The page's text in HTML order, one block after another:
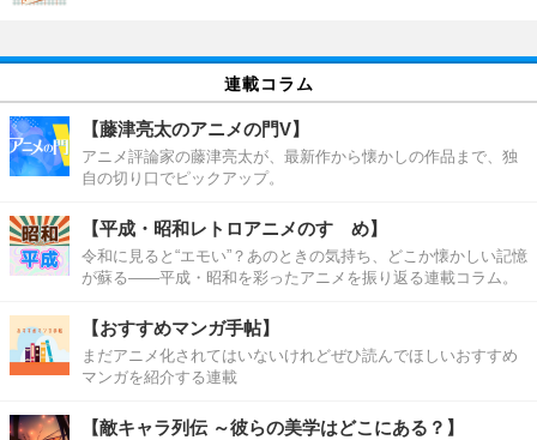
連載コラム
【藤津亮太のアニメの門V】
アニメ評論家の藤津亮太が、最新作から懐かしの作品まで、独
自の切り口でピックアップ。
【平成・昭和レトロアニメのすゝめ】
令和に見ると“エモい”？あのときの気持ち、どこか懐かしい記憶
が蘇る――平成・昭和を彩ったアニメを振り返る連載コラム。
【おすすめマンガ手帖】
まだアニメ化されてはいないけれどぜひ読んでほしいおすすめ
マンガを紹介する連載
【敵キャラ列伝 ～彼らの美学はどこにある？】